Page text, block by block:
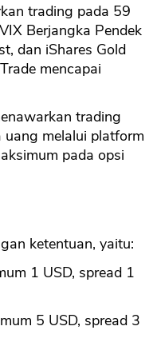
trading pada 59
Berjangka Pendek
dan iShares Gold
mencapai
trading
melalui platform
pada opsi
ketentuan, yaitu:
1 USD, spread 1
5 USD, spread 3